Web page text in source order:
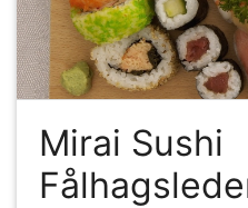
Mirai Sushi